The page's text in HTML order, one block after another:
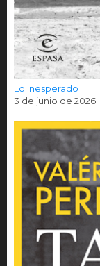
Lo inesperado
3 de junio de 2026